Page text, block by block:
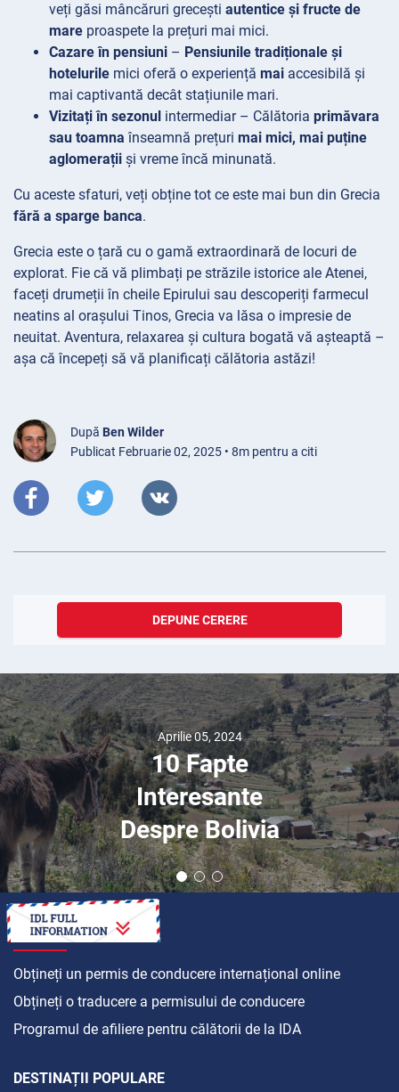
veți găsi mâncăruri grecești autentice și fructe de
mare proaspete la prețuri mai mici.
Cazare în pensiuni – Pensiunile tradiționale și
hotelurile mici oferă o experiență mai accesibilă și
mai captivantă decât stațiunile mari.
Vizitați în sezonul intermediar – Călătoria primăvara
sau toamna înseamnă prețuri mai mici, mai puține
aglomerații și vreme încă minunată.
Cu aceste sfaturi, veți obține tot ce este mai bun din Grecia
fără a sparge banca.
Grecia este o țară cu o gamă extraordinară de locuri de
explorat. Fie că vă plimbați pe străzile istorice ale Atenei,
faceți drumeții în cheile Epirului sau descoperiți farmecul
neatins al orașului Tinos, Grecia va lăsa o impresie de
neuitat. Aventura, relaxarea și cultura bogată vă așteaptă –
așa că începeți să vă planificați călătoria astăzi!
După Ben Wilder
Publicat Februarie 02, 2025 • 8m pentru a citi
DEPUNE CERERE
Noiembrie 22, 2019
Chrysler: O
Legendă Auto
CUM SĂ
Obțineți un permis de conducere internațional online
Obțineți o traducere a permisului de conducere
Programul de afiliere pentru călătorii de la IDA
DESTINAȚII POPULARE